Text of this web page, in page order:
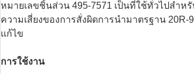
หมายเลขชิ้นส่วน 495-7571 เป็นที่ใช้ทั่วไปสําห
ความเสี่ยงของการสั่งผิดการนํามาตรฐาน
แก้ไข
การใช้งาน